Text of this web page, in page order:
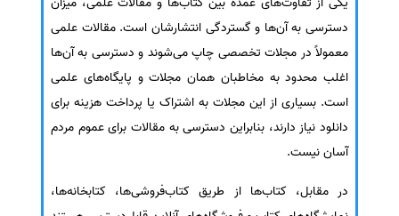
دسترسی به آن‌ها و گستردگی انتشارشان است. مقالات علمی
معمولاً در مجلات تخصصی چاپ می‌شوند و دسترسی به آن‌ها
اغلب محدود به مخاطبان همان مجلات و پایگاه‌های علمی
است. بسیاری از این مجلات به اشتراک یا پرداخت هزینه برای
دانلود نیاز دارند، بنابراین دسترسی به مقالات برای عموم مردم
آسان نیست.
در مقابل، کتاب‌ها از طریق کتاب‌فروشی‌ها، کتابخانه‌ها،